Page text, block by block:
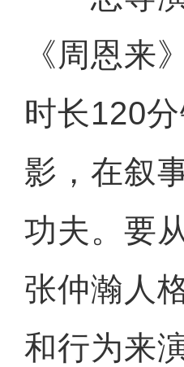
《周恩来
时长120
影，在叙
功夫。要
张仲瀚人
和行为来